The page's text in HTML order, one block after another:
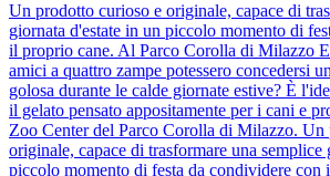
Un prodotto curioso e originale, capace di
giornata d'estate in un piccolo momento di
il proprio cane. Al Parco Corolla di Milazzo E
amici a quattro zampe potessero concedersi
golosa durante le calde giornate estive? È
il gelato pensato appositamente per i cani e
Zoo Center del Parco Corolla di Milazzo. Un
originale, capace di trasformare una semplice
piccolo momento di festa da condividere con